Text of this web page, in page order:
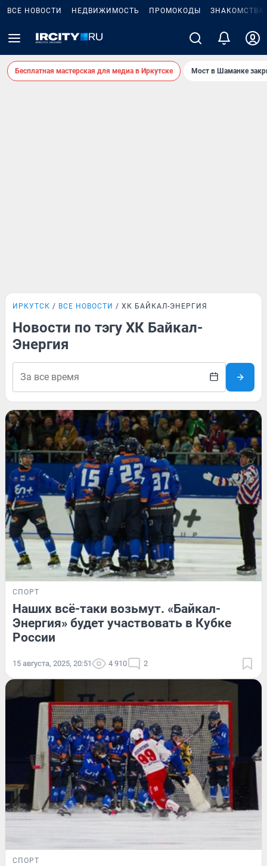
ВСЕ НОВОСТИ НЕДВИЖИМОСТЬ ПРОМОКОДЫ ЗНАКОМСТВА
Бесплатная мастерская для медиа в Иркутске Мост в Шаманке
ИРКУТСК ВСЕ НОВОСТИ ХК БАЙКАЛ-ЭНЕРГИЯ
Новости по тэгу ХК Байкал-
Энергия
СПОРТ
Наших всё-таки возьмут. «Байкал-
Энергия» будет участвовать в Кубке
России
15 августа, 2025, 20:51 4 910 2
СПОРТ